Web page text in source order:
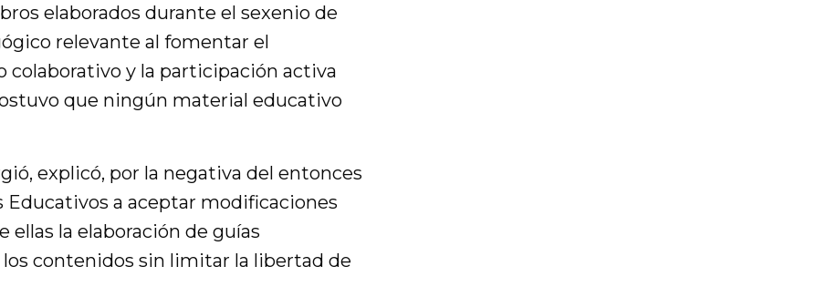
elaborados durante el sexenio de
relevante al fomentar el
colaborativo y la participación activa
que ningún material educativo
explicó, por la negativa del entonces
a aceptar modificaciones
la elaboración de guías
contenidos sin limitar la libertad de